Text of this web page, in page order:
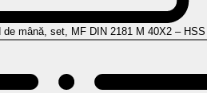
de mână, set, MF DIN 2181 M 40X2 – HSS